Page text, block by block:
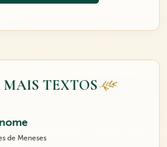
MAIS TEXTOS
de Meneses